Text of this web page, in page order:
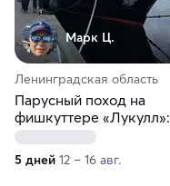
Марк Ц.
Ленинградская область
Парусный поход на
фишкуттере «Лукулл»:
форты, острова и ветер
Финского залива
5 дней 12 – 16 авг.